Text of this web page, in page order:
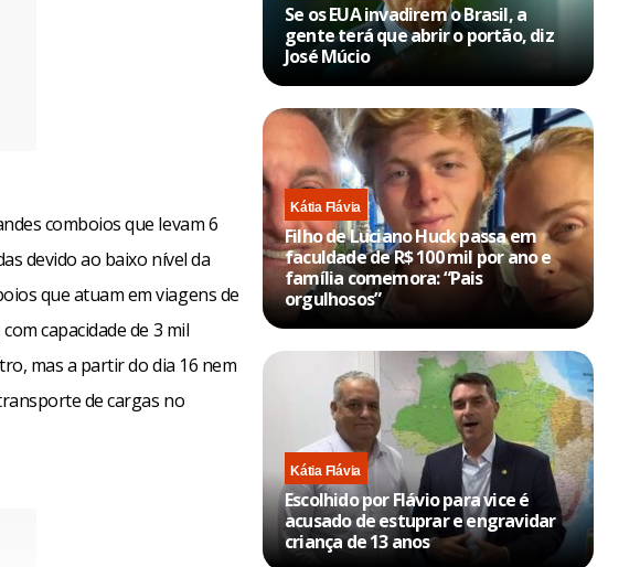
comboios que levam 6
devido ao baixo nível da
que atuam em viagens de
capacidade de 3 mil
mas a partir do dia 16 nem
de cargas no
Se os EUA invadirem o Brasil, a
gente terá que abrir o portão, diz
José Múcio
Kátia Flávia
Filho de Luciano Huck passa em
faculdade de R$ 100 mil por ano e
família comemora: “Pais
orgulhosos”
Kátia Flávia
Escolhido por Flávio para vice é
acusado de estuprar e engravidar
criança de 13 anos